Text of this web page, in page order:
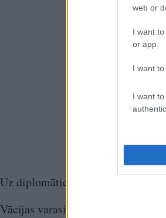
web or
I want
or app.
I want
I want
Uz diplomātiem un kara
Vācijas varasiestādes